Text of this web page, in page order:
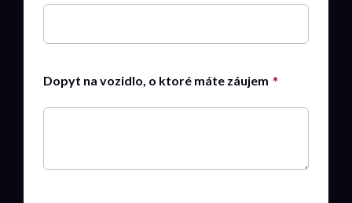
Dopyt na vozidlo, o ktoré máte záujem